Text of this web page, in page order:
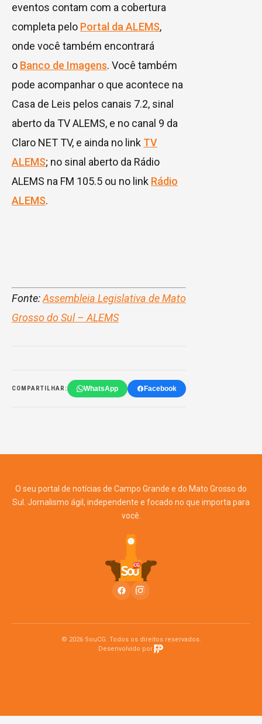
eventos contam com a cobertura
completa pelo Portal da ALEMS,
onde você também encontrará
o Banco de Imagens. Você também
pode acompanhar o que acontece na
Casa de Leis pelos canais 7.2, sinal
aberto da TV ALEMS, e no canal 9 da
Claro NET TV, e ainda no link TV
ALEMS; no sinal aberto da Rádio
ALEMS na FM 105.5 ou no link Rádio
ALEMS.
Fonte:Assembleia Legislativa de Mato
Grosso do Sul – ALEMS
COMPARTILHAR: WhatsApp Facebook
O seu portal de notícias de Campo Grande e do Mato Grosso do
Sul. Jornalismo ágil, independente e focado no que importa para
você.
© 2026 SouCG. Todos os direitos reservados.
Desenvolvido por